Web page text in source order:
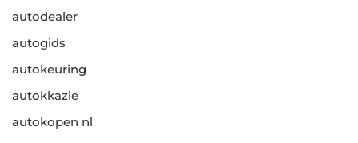
autodealer
autogids
autokeuring
autokkazie
autokopen nl